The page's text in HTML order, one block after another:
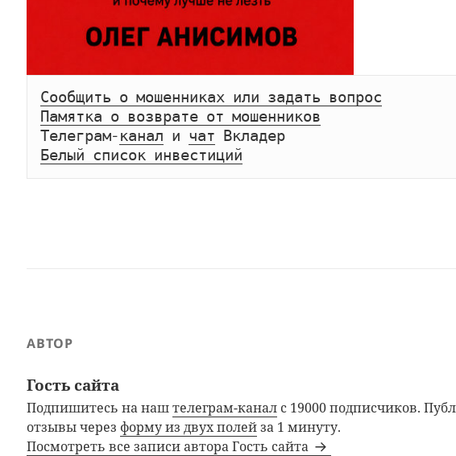
Сообщить о мошенниках или задать вопрос
Памятка о возврате от мошенников
Телеграм- канал и чат
Вкладер
Белый список инвестиций
АВТОР
Гость сайта
Подпишитесь на наштелеграм-канал с 19000 подписчиков.
отзывы через форму из двух полейза 1 минуту.
Посмотреть все записи автора Гость сайта